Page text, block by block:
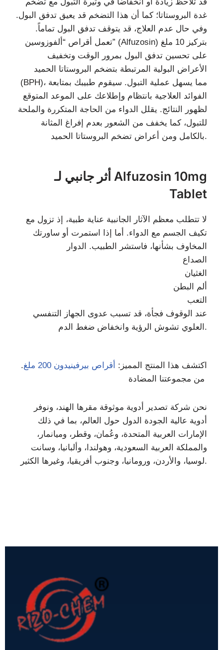
غدة البروستاتا؛ كما أن هذا التضخم قد يعيق تدفق البول.
وفي حال عدم العلاج، قد يتوقف تدفق البول تماماً.
تعمل أقراص “ألفوزوسين” (Alfuzosin) بتركيز 10 ملغ
على تحسين تدفق البول بمرور الوقت وتخفيف
الأعراض البولية المرتبطة بتضخم البروستاتا الحميد
(BPH)، مما يسهل عملية التبول. سيقوم طبيبك بمتابعة
الفوائد العلاجية بانتظام وإطلاعك على الموعد المتوقع
لظهور النتائج. يقلل الدواء من الحاجة المتكررة والملحة
للتبول، كما يخفف من الشعور بعدم إفراغ المثانة
بالكامل ومن أعراض تضخم البروستاتا الحميد.
أثر جانبي لـ Alfuzosin 10mg
Tablet
لا تتطلب معظم الآثار الجانبية عناية طبية، إذ تزول مع
تكيف الجسم مع الدواء. أما إذا استمرت أو ساورتك
المخاوف بشأنها، فاستشر الطبيب. الدوار
الصداع
الغثيان
ألم البطن
التعب
عند الوقوف فجأة، قد تسبب عدوى الجهاز التنفسي
العلوي تشوش الرؤية وانخفاض ضغط الدم.
اكتشف هذا المنتج المميز: أقراص بيرفينيدون 200 ملغ
.
نحن شركة تصدير أدوية موثوقة مقرها الهند، ونوفر
أدوية عالية الجودة الدول حول العالم، بما في ذلك
الإمارات العربية المتحدة، وعُمان، وقطر، وميانمار،
والمملكة العربية السعودية، وهولندا، وألبانيا، وسانت
لوسيا، والأردن، ورومانيا، وجنوب أفريقيا، وغيرها الكثير.